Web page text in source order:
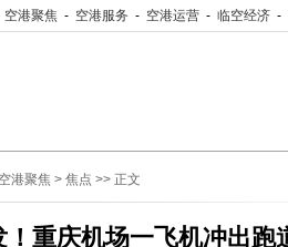
空港聚焦 - 空港服务 - 空港运营 - 临空经济 -
空港聚焦 > 焦点 >> 正文
！重庆机场一飞机冲出跑